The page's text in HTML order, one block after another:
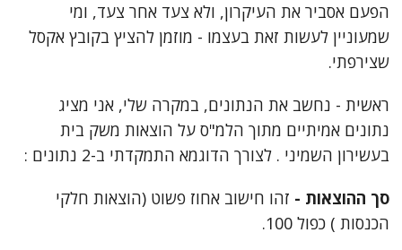
הפעם אסביר את העיקרון, ולא צעד אחר צעד, ומי
שמעוניין לעשות זאת בעצמו - מוזמן להציץ בקובץ אקסל
שצירפתי.
ראשית - נחשב את הנתונים, במקרה שלי, אני מציג
נתונים אמיתיים מתוך הלמ"ס על הוצאות משק בית
בעשירון השמיני . לצורך הדוגמא התמקדתי ב-2 נתונים :
סך ההוצאות - זהו חישוב אחוז פשוט (הוצאות חלקי
הכנסות ) כפול 100.